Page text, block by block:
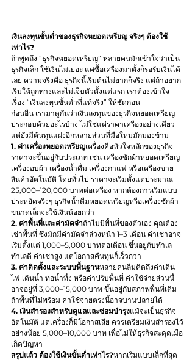
เงินลงทุนขั้นต่ำของธุรกิจหยอดเหรียญ จริงๆ ต้องใช้
เท่าไร?
ถ้าพูดถึง “ธุรกิจหยอดเหรียญ” หลายคนมักเข้าใจว่าเป็น
ธุรกิจเล็ก ใช้เงินไม่เยอะ แค่ซื้อเครื่องมาตั้งก็รอรับเงินได้
เลย ความจริงคือ ธุรกิจนี้เริ่มต้นไม่ยากก็จริง แต่ถ้าอยาก
เริ่มให้ถูกทางและไม่เจ็บตัวตั้งแต่แรก เราต้องเข้าใจ
เรื่อง “เงินลงทุนขั้นต่ำที่แท้จริง” ให้ชัดก่อน
ก่อนอื่น เรามาดูกันว่าเงินลงทุนของธุรกิจหยอดเหรียญ
ประกอบด้วยอะไรบ้าง ไม่ใช่แค่ราคาเครื่องอย่างเดียว
แต่ยังมีต้นทุนแฝงอีกหลายส่วนที่มือใหม่มักมองข้าม
1. ค่าเครื่องหยอดเหรียญเครื่องคือหัวใจหลักของธุรกิจ
ราคาจะขึ้นอยู่กับประเภท เช่น เครื่องซักผ้าหยอดเหรียญ
เครื่องอบผ้า เครื่องน้ำดื่ม เครื่องกาแฟ หรือเครื่องขาย
สินค้าอัตโนมัติ โดยทั่วไป ราคาจะเริ่มตั้งแต่ประมาณ
25,000–120,000 บาทต่อเครื่อง หากต้องการเริ่มแบบ
ประหยัดจริงๆ ธุรกิจน้ำดื่มหยอดเหรียญหรือเครื่องซักผ้า
ขนาดเล็กจะใช้เงินน้อยกว่า
2. ค่าพื้นที่และค่ามัดจำถ้าไม่มีพื้นที่ของตัวเอง คุณต้อง
เช่าพื้นที่ ซึ่งมักมีค่ามัดจำล่วงหน้า 1–3 เดือน ค่าเช่าอาจ
เริ่มตั้งแต่ 1,000–5,000 บาทต่อเดือน ขึ้นอยู่กับทำเล
ทำเลดี ค่าเช่าสูง แต่โอกาสคืนทุนก็เร็วกว่า
3. ค่าติดตั้งและระบบพื้นฐานหลายคนลืมคิดถึงค่าเดิน
ไฟ เดินน้ำ ท่อน้ำทิ้ง หรือค่าปรับพื้นที่ ค่าใช้จ่ายส่วนนี้
อาจอยู่ที่ 3,000–15,000 บาท ขึ้นอยู่กับสภาพพื้นที่เดิม
ถ้าพื้นที่ไม่พร้อม ค่าใช้จ่ายตรงนี้อาจบานปลายได้
4. เงินสำรองสำหรับดูแลและซ่อมบำรุงแม้จะเป็นธุรกิจ
อัตโนมัติ แต่เครื่องก็มีโอกาสเสีย ควรเตรียมเงินสำรองไว้
อย่างน้อย 5,000–10,000 บาท เพื่อไม่ให้ธุรกิจสะดุดเมื่อ
เกิดปัญหา
สรุปแล้ว ต้องใช้เงินขั้นต่ำเท่าไร?หากเริ่มแบบเล็กที่สุด